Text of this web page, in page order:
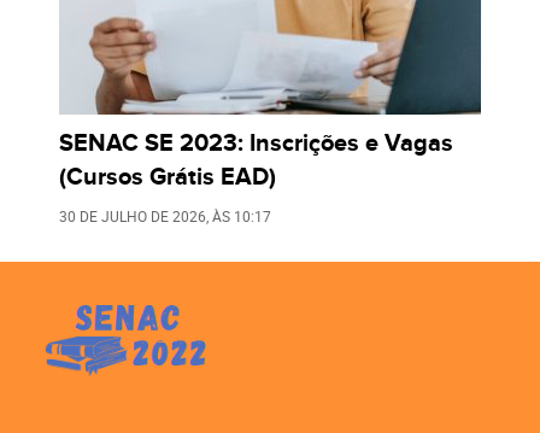
SENAC SE 2023: Inscrições e Vagas
(Cursos Grátis EAD)
30 DE JULHO DE 2026 , ÀS 10:17